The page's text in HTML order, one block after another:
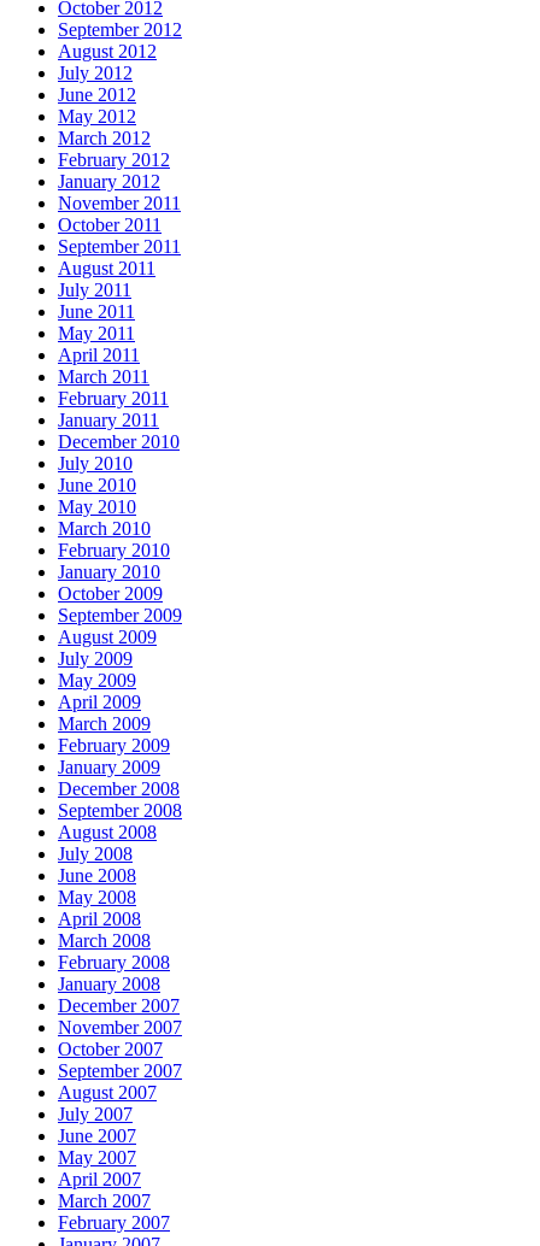
October 2012
September 2012
August 2012
July 2012
June 2012
May 2012
March 2012
February 2012
January 2012
November 2011
October 2011
September 2011
August 2011
July 2011
June 2011
May 2011
April 2011
March 2011
February 2011
January 2011
December 2010
July 2010
June 2010
May 2010
March 2010
February 2010
January 2010
October 2009
September 2009
August 2009
July 2009
May 2009
April 2009
March 2009
February 2009
January 2009
December 2008
September 2008
August 2008
July 2008
June 2008
May 2008
April 2008
March 2008
February 2008
January 2008
December 2007
November 2007
October 2007
September 2007
August 2007
July 2007
June 2007
May 2007
April 2007
March 2007
February 2007